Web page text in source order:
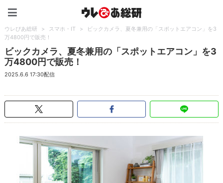
ウレぴあ総研 > スマホ・IT >
ビックカメラ、夏冬兼用の「スポットエアコン」を3
万4800円で販売！
ビックカメラ、夏冬兼用の「スポットエアコン」を3
万4800円で販売！
2025.6.6 17:30配信